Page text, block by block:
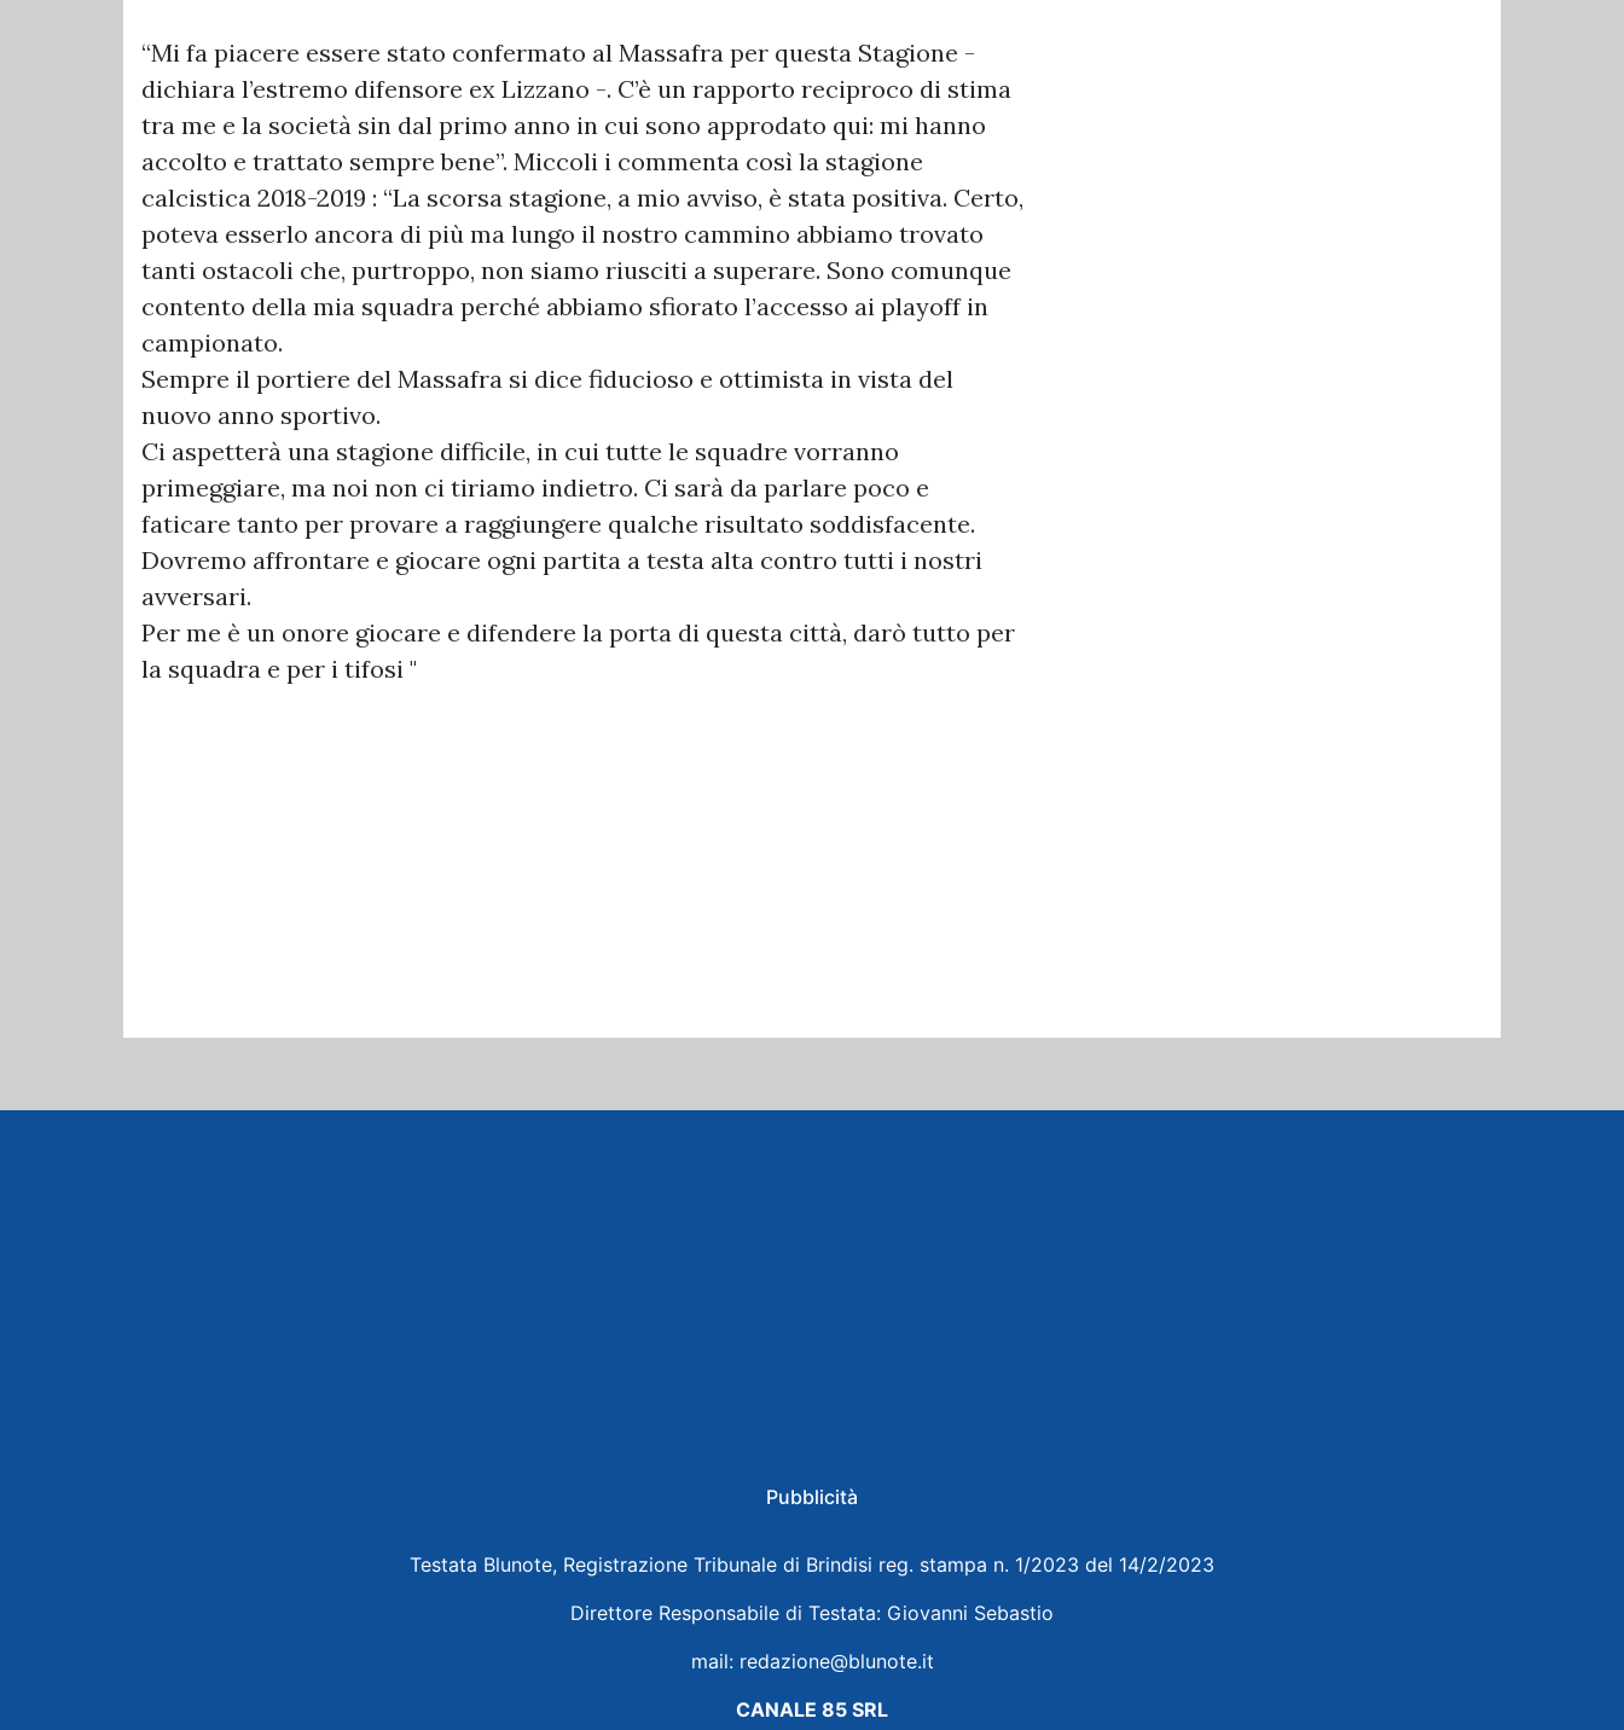
“Mi fa piacere essere stato confermato al Massafra per questa Stagione -
dichiara l’estremo difensore ex Lizzano -. C’è un rapporto reciproco di stima
tra me e la società sin dal primo anno in cui sono approdato qui: mi hanno
accolto e trattato sempre bene”. Miccoli i commenta così la stagione
calcistica 2018-2019 : “La scorsa stagione, a mio avviso, è stata positiva. Certo,
poteva esserlo ancora di più ma lungo il nostro cammino abbiamo trovato
tanti ostacoli che, purtroppo, non siamo riusciti a superare. Sono comunque
contento della mia squadra perché abbiamo sfiorato l’accesso ai playoff in
campionato.
Sempre il portiere del Massafra si dice fiducioso e ottimista in vista del
nuovo anno sportivo.
Ci aspetterà una stagione difficile, in cui tutte le squadre vorranno
primeggiare, ma noi non ci tiriamo indietro. Ci sarà da parlare poco e
faticare tanto per provare a raggiungere qualche risultato soddisfacente.
Dovremo affrontare e giocare ogni partita a testa alta contro tutti i nostri
avversari.
Per me è un onore giocare e difendere la porta di questa città, darò tutto per
la squadra e per i tifosi "
Pubblicità
Testata Blunote, Registrazione Tribunale di Brindisi reg. stampa n. 1/2023 del 14/2/2023
Direttore Responsabile di Testata: Giovanni Sebastio
mail: redazione@blunote.it
CANALE 85 SRL